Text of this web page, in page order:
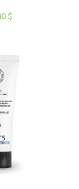
$